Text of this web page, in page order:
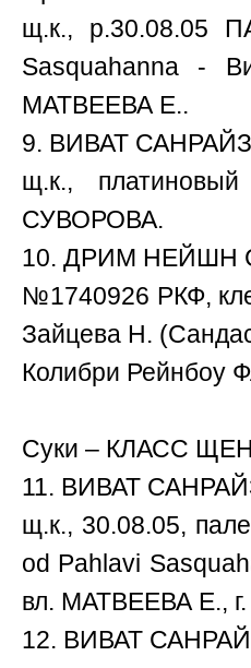
щ.к., р.30.08.05
Sasquahanna -
МАТВЕЕВА Е..
9. ВИВАТ
щ.к.,
СУВОРОВА.
10. ДРИМ НЕЙШН
№1740926 РКФ,
Зайцева Н.
Колибри Рейнбоу
Cуки – КЛАСС
11. ВИВАТ
щ.к., 30.08.05,
od Pahlavi
вл. МАТВЕЕВА Е., г.
12. ВИВАТ